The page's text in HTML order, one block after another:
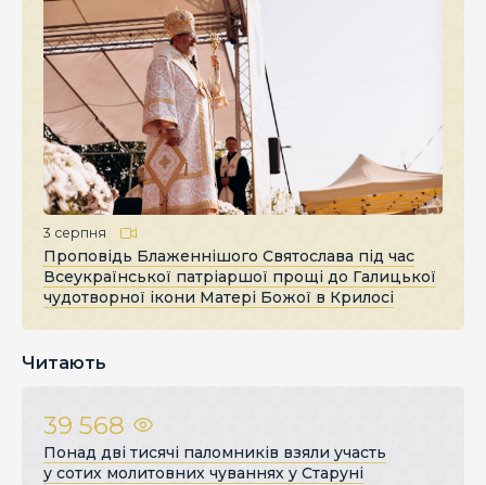
3 серпня
Проповідь Блаженнішого Святослава під час
Всеукраїнської патріаршої прощі до Галицької
чудотворної ікони Матері Божої в Крилосі
Читають
39 568
Понад дві тисячі паломників взяли участь
у сотих молитовних чуваннях у Старуні